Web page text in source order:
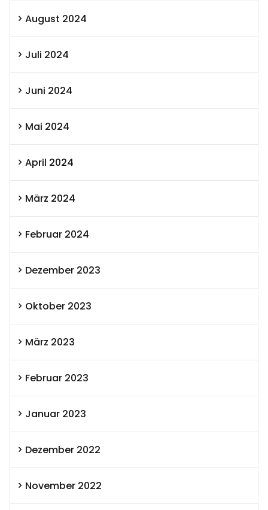
August 2024
Juli 2024
Juni 2024
Mai 2024
April 2024
März 2024
Februar 2024
Dezember 2023
Oktober 2023
März 2023
Februar 2023
Januar 2023
Dezember 2022
November 2022